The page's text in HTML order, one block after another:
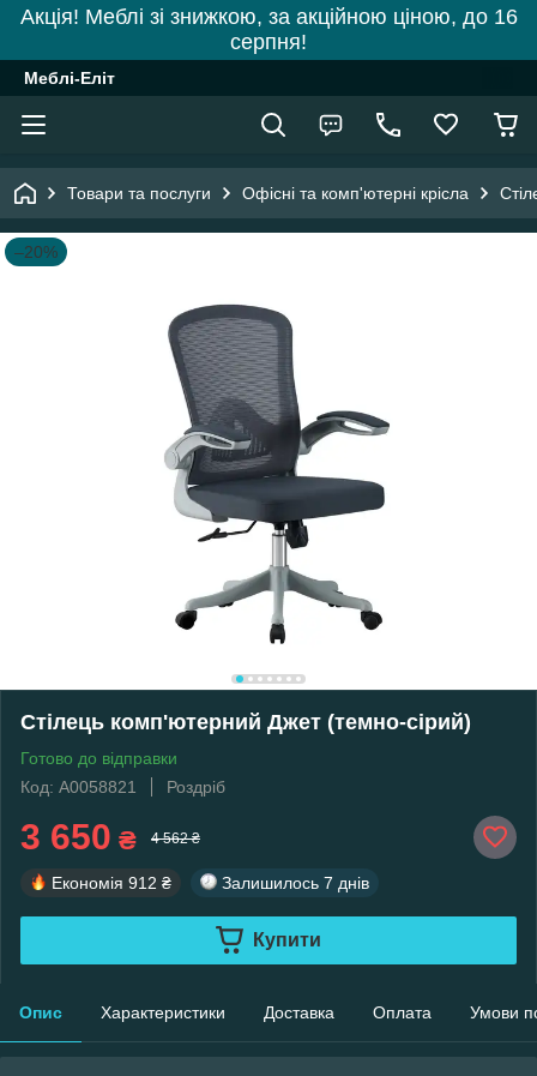
Акція! Меблі зі знижкою, за акційною ціною, до 16
серпня!
Меблі-Еліт
Товари та послуги Офісні та комп'ютерні крісла
–20%
Стілець комп'ютерний Джет (темно-сірий)
Готово до відправки
Код: А0058821
Роздріб
3 650 ₴ 4 562 ₴
Економія 912 ₴ Залишилось 7 днів
Купити
Опис Характеристики Доставка Оплата Умови